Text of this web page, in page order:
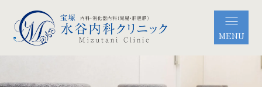
MENU